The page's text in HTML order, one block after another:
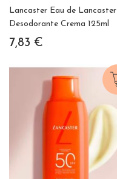
Lancaster Eau de Lancaster
Desodorante Crema 125ml
7,83 €